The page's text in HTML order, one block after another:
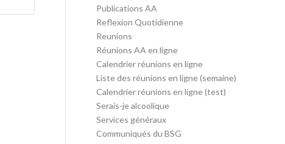
Publications AA
Reflexion Quotidienne
Reunions
Réunions AA en ligne
Calendrier réunions en ligne
Liste des réunions en ligne (semaine)
Calendrier réunions en ligne (test)
Serais-je alcoolique
Services généraux
Communiqués du BSG